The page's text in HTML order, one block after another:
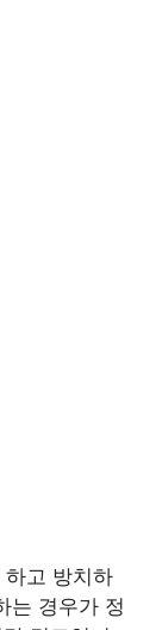
하고 방치하
는 경우가 정